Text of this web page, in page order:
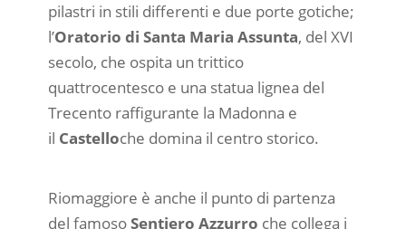
pilastri in stili differenti e due porte gotiche;
l’Oratorio di Santa Maria Assunta, del XVI
secolo, che ospita un trittico
quattrocentesco e una statua lignea del
Trecento raffigurante la Madonna e
il Castelloche domina il centro storico.
Riomaggiore è anche il punto di partenza
del famosoSentiero Azzurro che collega i